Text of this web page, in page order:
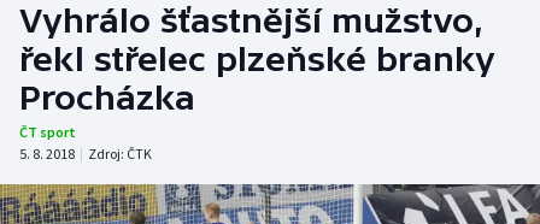
Hokej
Tenis
Atletika
Cyklistika
Vyhrálo šťastnější mužstvo,
řekl střelec plzeňské branky
Procházka
ČT sport
5. 8. 2018 | Zdroj: ČTK